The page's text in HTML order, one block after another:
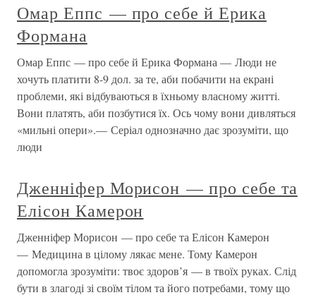
Омар Еппс — про себе й Ерика
Формана
Омар Еппс — про себе й Ерика Формана — Люди не
хочуть платити 8-9 дол. за те, аби побачити на екрані
проблеми, які відбуваються в їхньому власному житті.
Вони платять, аби позбутися їх. Ось чому вони дивляться
«мильні опери».— Серіал однозначно дає зрозуміти, що
люди
Дженніфер Морисон — про себе та
Елісон Камерон
Дженніфер Морисон — про себе та Елісон Камерон
— Медицина в цілому лякає мене. Тому Камерон
допомогла зрозуміти: твоє здоров’я — в твоїх руках. Слід
бути в злагоді зі своїм тілом та його потребами, тому що